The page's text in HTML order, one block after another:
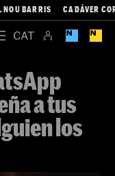
NOU BARRIS CADÁVER
a tus
los